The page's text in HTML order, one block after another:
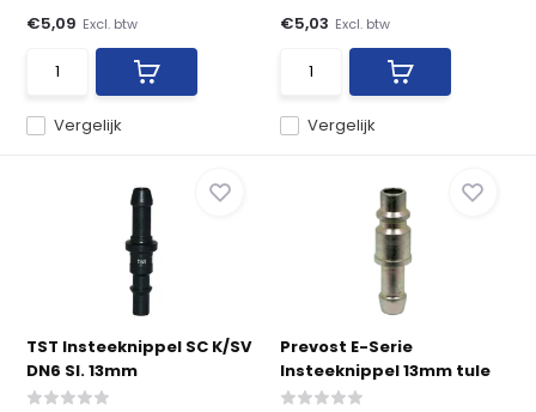
Vergelijk
€5,09 Excl. btw
Vergelijk
€5,03 Excl. btw
TST Insteeknippel SC K/SV
DN6 Sl. 13mm
Prevost E-Serie
Insteeknippel 13mm tule